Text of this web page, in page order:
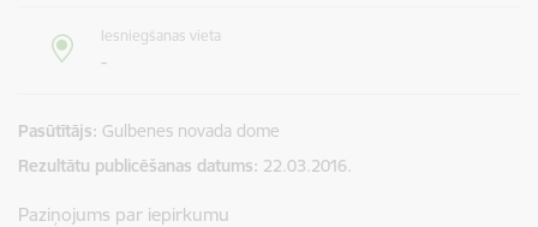
Iesniegšanas vieta
-
Pasūtītājs Gulbenes novada dome
Rezultātu publicēšanas datums 22.03.2016.
Paziņojums par iepirkumu